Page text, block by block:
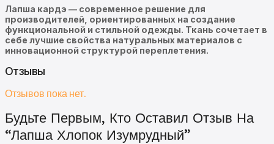
Лапша кардэ — современное решение для
производителей, ориентированных на создание
функциональной и стильной одежды. Ткань сочетает в
себе лучшие свойства натуральных материалов с
инновационной структурой переплетения.
Отзывы
Отзывов пока нет.
Будьте Первым, Кто Оставил Отзыв На
“Лапша Хлопок Изумрудный”